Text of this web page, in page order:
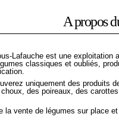
A propos
Lafauche est une
classiques et oubliés,
uniquement des produits
des poireaux, des
la vente de légumes sur place